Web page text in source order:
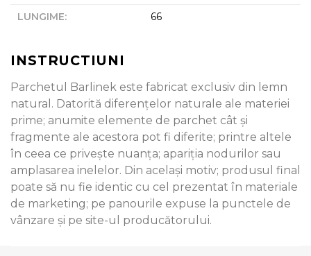
LUNGIME: 66
INSTRUCTIUNI
Parchetul Barlinek este fabricat exclusiv din lemn
natural. Datorită diferenţelor naturale ale materiei
prime; anumite elemente de parchet cât şi
fragmente ale acestora pot fi diferite; printre altele
în ceea ce priveşte nuanţa; apariţia nodurilor sau
amplasarea inelelor. Din acelaşi motiv; produsul final
poate să nu fie identic cu cel prezentat în materiale
de marketing; pe panourile expuse la punctele de
vânzare şi pe site-ul producătorului.